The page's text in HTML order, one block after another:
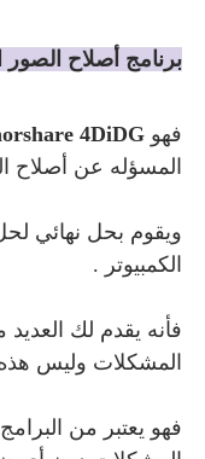
برنامج أصلاح الصور
فهو 4DiDG
المسؤله عن أصلاح
ويقوم بحل نهائي
الكمبيوتر .
فأنه يقدم لك
المشكلات وليس
فهو يعتبر من